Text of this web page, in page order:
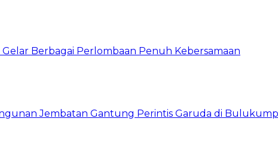
Berbagai Perlombaan Penuh Kebersamaan
Jembatan Gantung Perintis Garuda di